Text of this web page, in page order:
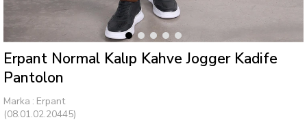
Erpant Normal Kalıp Kahve Jogger Kadife
Pantolon
Marka : Erpant
(08.01.02.20445)